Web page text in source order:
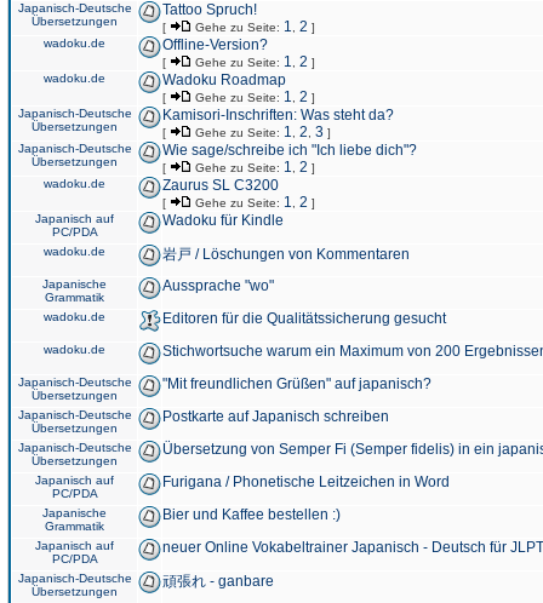
Japanisch-Deutsche
Übersetzungen
Tattoo Spruch!
[ Gehe zu Seite: 1 2 ]
wadoku.de
Offline-Version?
[ Gehe zu Seite: 1 2 ]
wadoku.de
Wadoku Roadmap
[ Gehe zu Seite: 1 2 ]
Japanisch-Deutsche
Übersetzungen
Kamisori-Inschriften: Was steht da?
[ Gehe zu Seite: 1 2 3 ]
Japanisch-Deutsche
Übersetzungen
Wie sage/schreibe ich "Ich liebe dich"?
[ Gehe zu Seite: 1 2 ]
wadoku.de
Zaurus SL C3200
[ Gehe zu Seite: 1 2 ]
Japanisch auf
PC/PDA
Wadoku für Kindle
wadoku.de 岩戸 / Löschungen von Kommentaren
Japanische
Grammatik
Aussprache "wo"
wadoku.de Editoren für die Qualitätssicherung gesucht
wadoku.de Stichwortsuche warum ein Maximum von 200
Japanisch-Deutsche
Übersetzungen
"Mit freundlichen Grüßen" auf japanisch?
Japanisch-Deutsche
Übersetzungen
Postkarte auf Japanisch schreiben
Japanisch-Deutsche
Übersetzungen
Übersetzung von Semper Fi (Semper fidelis) in ein
Japanisch auf
PC/PDA
Furigana / Phonetische Leitzeichen in Word
Japanische
Grammatik
Bier und Kaffee bestellen :)
Japanisch auf
PC/PDA
neuer Online Vokabeltrainer Japanisch - Deutsch für
Japanisch-Deutsche
Übersetzungen
頑張れ - ganbare